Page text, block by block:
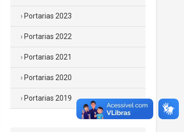
Portarias 2023
Portarias 2022
Portarias 2021
Portarias 2020
Portarias 2019